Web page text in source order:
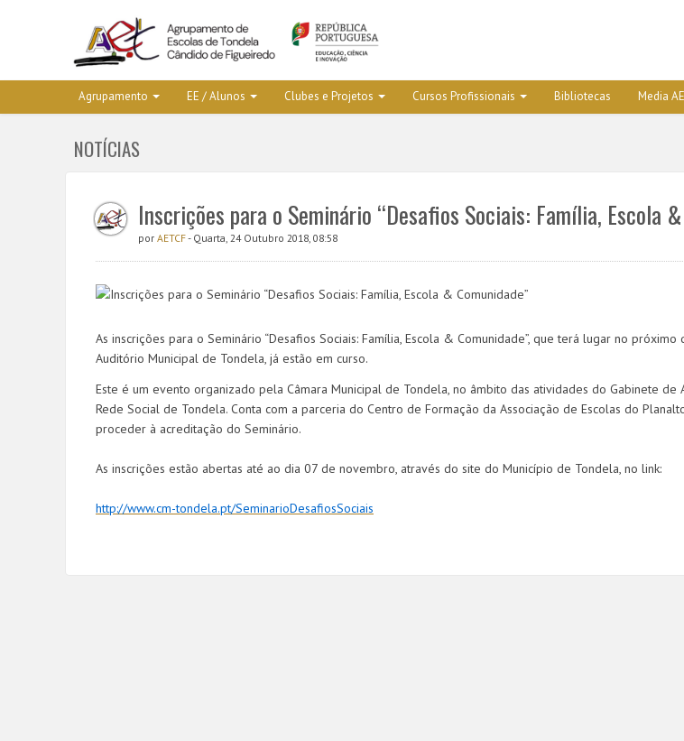
Agrupamento EE / Alunos Clubes e Projetos Cursos Profissionais Bibliotecas Media
NOTÍCIAS
Inscrições para o Seminário “Desafios Sociais: Família, Escola
por AETCF- Quarta, 24 Outubro 2018, 08:58
As inscrições para o Seminário “Desafios Sociais: Família, Escola & Comunidade”, que terá lugar no
Auditório Municipal de Tondela, já estão em curso.
Este é um evento organizado pela Câmara Municipal de Tondela, no âmbito das atividades do Gabinete de
Rede Social de Tondela. Conta com a parceria do Centro de Formação da Associação de Escolas do
proceder à acreditação do Seminário.
As inscrições estão abertas até ao dia 07 de novembro, através do site do Município de Tondela, no link:
http://www.cm-tondela.pt/SeminarioDesafiosSociais